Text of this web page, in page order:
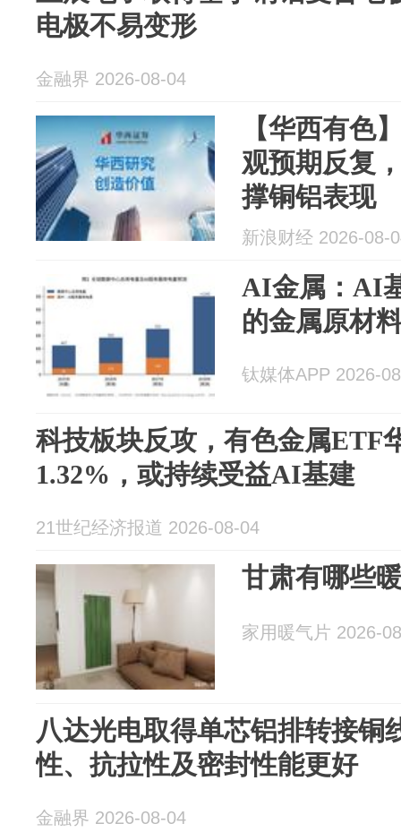
电极不易变形
金融界 2026-08-04
【华西有色
观预期反复
撑铜铝表现
新浪财经 2026-08-
AI金属：AI
的金属原材
钛媒体APP 2026-
科技板块反攻，有色金属ETF
1.32%，或持续受益AI基建
21世纪经济报道 2026-08-04
甘肃有哪些
家用暖气片 2026-
八达光电取得单芯铝排转接铜
性、抗拉性及密封性能更好
金融界 2026-08-04